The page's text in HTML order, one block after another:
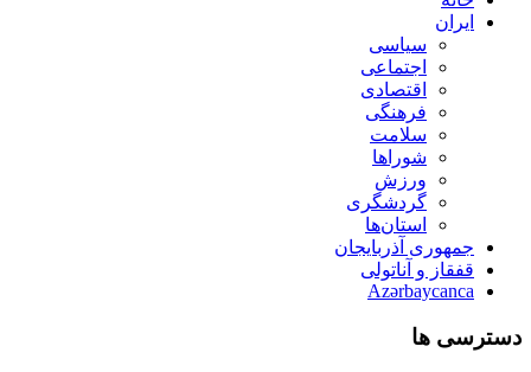
ایران
سیاسی
اجتماعی
اقتصادی
فرهنگی
سلامت
شوراها
ورزش
گردشگری
استان‌ها
جمهوری آذربایجان
قفقاز و آناتولی
Azərbaycanca
دسترسی ها